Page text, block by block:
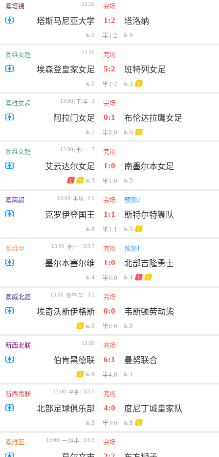
澳塔锦 12:30 完场
塔斯马尼亚大学 1:2 塔洛纳
0 半1:2 0
澳维女超 13:00 完场
埃森登皇家女足 5:2 班特列女足
6 半2:2 1 1
澳维女超 13:00 平/半 3 完场
阿拉门女足 0:1 布伦达拉鹰女足
7 半0:0 0 1
澳维女超 13:00 半/一 3 完场
艾云达尔女足 1:0 南墨尔本女足
1 3 3 半1:0 5
澳南超 13:00 半球 3.5 完场 预测2
克罗伊登国王 1:1 斯特尔特狮队
8 半1:1 5 2
澳维甲 13:00 半/一 3/3.5 完场 预测1
墨尔本塞尔维 1:0 北部吉隆勇士
4 半0:0 4 1 5
澳威北超 13:00 受平/半 3.5 完场
埃奇沃斯伊格斯 0:0 韦斯顿劳动熊
1 0 半0:0 9
新西北联 13:00 完场
伯肯黑德联 6:1 曼努联合
2 9 半4:0 1
新西南联 13:00 平手 3/3.5 完场
北部足球俱乐部 4:0 度尼丁城皇家队
3 半3:0 8 1
澳维亚 13:00 一/球半 3/3.5 完场